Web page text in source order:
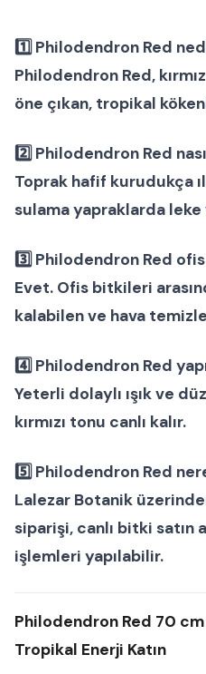
1️⃣ Philodendron Red
Philodendron Red,
öne çıkan, tropikal
2️⃣ Philodendron Red
Toprak hafif kurudukça
sulama yapraklarda
3️⃣ Philodendron Red
Evet. Ofis bitkileri
kalabilen ve hava
4️⃣ Philodendron Red
Yeterli dolaylı ışık ve
kırmızı tonu canlı kalır.
5️⃣ Philodendron Red
Lalezar Botanik
siparişi, canlı bitki satın
işlemleri yapılabilir.
Philodendron Red 70 cm
Tropikal Enerji Katın